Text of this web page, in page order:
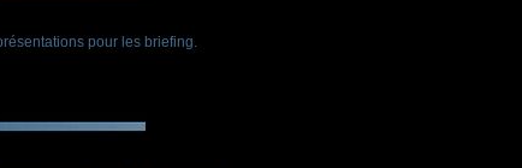
pour les briefing.